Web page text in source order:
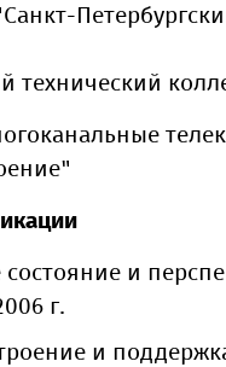
технический
и
г.
и